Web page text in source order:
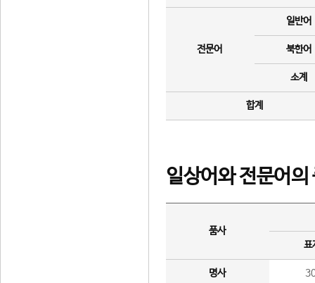
전문어
일반어
북한어
소계
합계
일상어와 전문어의
품사
표
명사